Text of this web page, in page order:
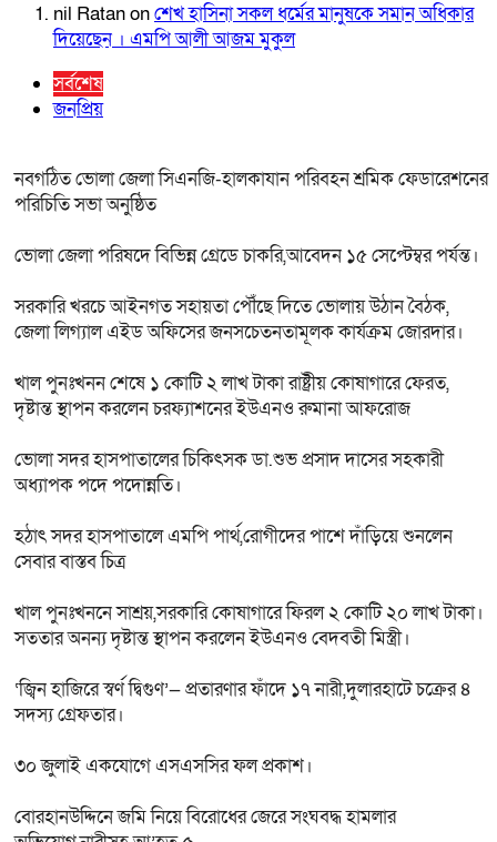
nil Ratanonশেখ হা‌সিনা সকল ধ‌র্মের মানু‌ষকে সমান অ‌ধিকার
দি‌য়ে‌ছেন । এম‌পি আলী আজম মুকুল
সর্বশেষ
জনপ্রিয়
নবগঠিত ভোলা জেলা সিএনজি-হালকাযান পরিবহন শ্রমিক ফেডারেশনের
পরিচিতি সভা অনুষ্ঠিত
ভোলা জেলা পরিষদে বিভিন্ন গ্রেডে চাকরি,আবেদন ১৫ সেপ্টেম্বর পর্যন্ত।
সরকারি খরচে আইনগত সহায়তা পৌঁছে দিতে ভোলায় উঠান বৈঠক,
জেলা লিগ্যাল এইড অফিসের জনসচেতনতামূলক কার্যক্রম জোরদার।
খাল পুনঃখনন শেষে ১ কোটি ২ লাখ টাকা রাষ্ট্রীয় কোষাগারে ফেরত,
দৃষ্টান্ত স্থাপন করলেন চরফ্যাশনের ইউএনও রুমানা আফরোজ
ভোলা সদর হাসপাতালের চিকিৎসক ডা.শুভ প্রসাদ দাসের সহকারী
অধ্যাপক পদে পদোন্নতি।
হঠাৎ সদর হাসপাতালে এমপি পার্থ,রোগীদের পাশে দাঁড়িয়ে শুনলেন
সেবার বাস্তব চিত্র
খাল পুনঃখননে সাশ্রয়,সরকারি কোষাগারে ফিরল ২ কোটি ২০ লাখ টাকা।
সততার অনন্য দৃষ্টান্ত স্থাপন করলেন ইউএনও বেদবতী মিস্ত্রী।
‘জ্বিন হাজিরে স্বর্ণ দ্বিগুণ’— প্রতারণার ফাঁদে ১৭ নারী,দুলারহাটে চক্রের ৪
সদস্য গ্রেফতার।
৩০ জুলাই একযোগে এসএসসির ফল প্রকাশ।
বোরহানউদ্দিনে জমি নিয়ে বিরোধের জেরে সংঘবদ্ধ হামলার